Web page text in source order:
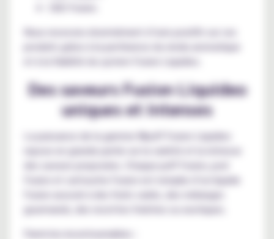
Nous recevons énormément d’avis positifs sur ces
produits grâce à la pertinence du rendu aromatique
et à la fiabilité du system Fusion Liquideo.
Des saveurs Fusion Liquideo
uniques et intenses
La puissance de la gamme Wpuff Fusion Liquideo
repose en grande partie sur la variété et la richesse
des saveurs proposées. Chaque puff Fusion, pod
Fusion et cartouche Fusion est remplie d’un liquide
Fusion associé à des fruits variés, des mélanges
Parmi les incontournables :